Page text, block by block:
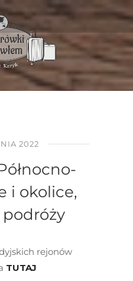
2022
i okolice,
podróży
rejonów
TUTAJ